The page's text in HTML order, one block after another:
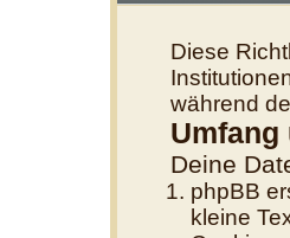
Diese
während
Umfang
Deine
phpBB
kleine